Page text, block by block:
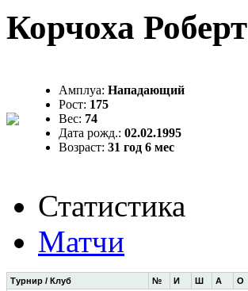
Корчоха Роберт
Амплуа: Нападающий
Рост: 175
Вес: 74
Дата рожд.: 02.02.1995
Возраст: 31 год 6 мес
Статистика
Матчи
Турнир / Клуб № И Ш А О